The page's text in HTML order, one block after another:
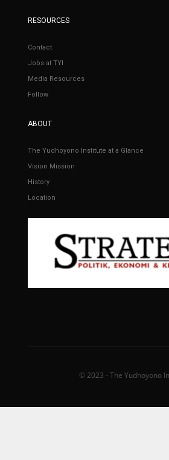
RESOURCES
Contact
Jobs at TYI
Media Resources
Follow
ABOUT
The Yudhoyono Institute at a Glance
Vision Mission
History
Location
© 2023 - The Yudhoyono